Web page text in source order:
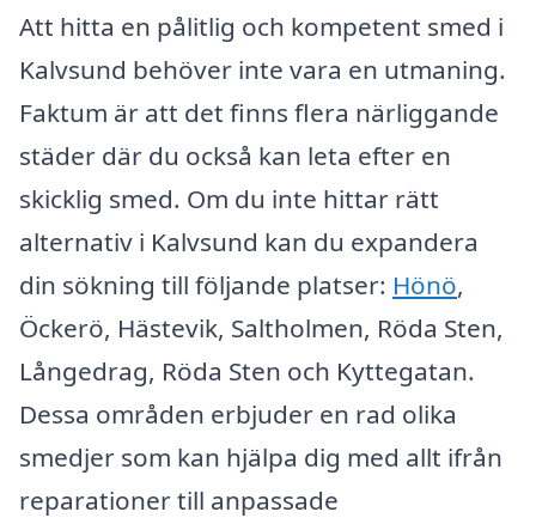
Att hitta en pålitlig och kompetent smed i
Kalvsund behöver inte vara en utmaning.
Faktum är att det finns flera närliggande
städer där du också kan leta efter en
skicklig smed. Om du inte hittar rätt
alternativ i Kalvsund kan du expandera
din sökning till följande platser: Hönö,
Öckerö, Hästevik, Saltholmen, Röda Sten,
Långedrag, Röda Sten och Kyttegatan.
Dessa områden erbjuder en rad olika
smedjer som kan hjälpa dig med allt ifrån
reparationer till anpassade